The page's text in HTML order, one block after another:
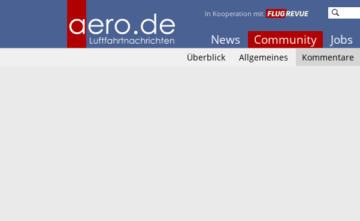
In Kooperation mit
News Community Jobs
Überblick Allgemeines Kommentare